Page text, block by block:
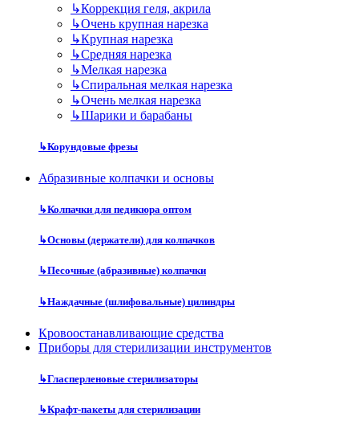
↳Коррекция геля, акрила
↳Очень крупная нарезка
↳Крупная нарезка
↳Средняя нарезка
↳Мелкая нарезка
↳Спиральная мелкая нарезка
↳Очень мелкая нарезка
↳Шарики и барабаны
↳Корундовые фрезы
Абразивные колпачки и основы
↳Колпачки для педикюра оптом
↳Основы (держатели) для колпачков
↳Песочные (абразивные) колпачки
↳Наждачные (шлифовальные) цилиндры
Кровоостанавливающие средства
Приборы для стерилизации инструментов
↳Гласперленовые стерилизаторы
↳Крафт-пакеты для стерилизации